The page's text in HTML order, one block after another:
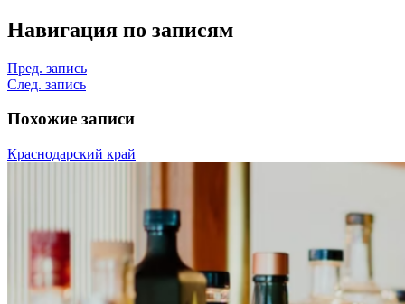
Навигация по записям
Пред. запись
След. запись
Похожие записи
Краснодарский край